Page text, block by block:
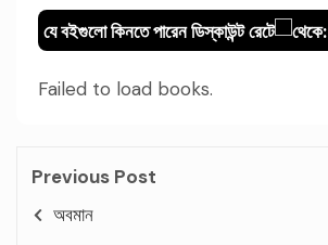
যে বইগুলো কিনতে পারেন ডিস্কাউন্ট রেটে থেকে:
Failed to load books.
Previous Post
অবমান